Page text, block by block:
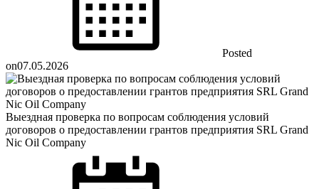
Posted
on07.05.2026
Выездная проверка по вопросам соблюдения условий
договоров о предоставлении грантов предприятия SRL Grand
Nic Oil Company